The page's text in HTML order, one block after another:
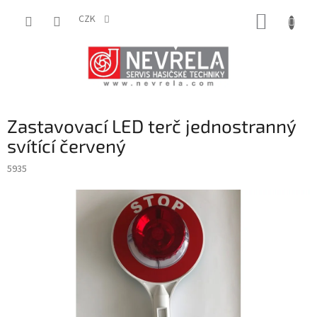
CZK
Zastavovací LED terč jednostranný
svítící červený
5935